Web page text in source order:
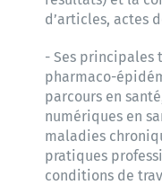
d’articles, actes
- Ses principales
pharmaco-
parcours en
numériques en
maladies
pratiques
conditions de